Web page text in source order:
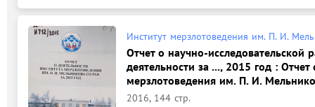
Институт мерзлотоведения им. П. И.
Отчет о научно-исследовательской
деятельности за ..., 2015 год : Отчет
мерзлотоведения им. П. И.
2016, 144 стр.